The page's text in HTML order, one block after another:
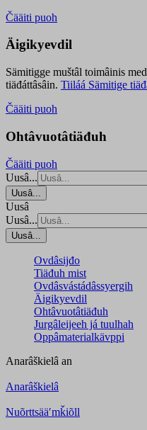
Čääiti puoh
Äigikyevdil
Sämitigge muštâl toimâinis
tiäđáttâsâin. Tiiláá Sämitige
Čääiti puoh
Ohtâvuotâtiäđuh
Čääiti puoh
Uusâ...
Uusâ...
Uusâ
Uusâ...
Uusâ...
Ovdâsijđo
Tiäđuh mist
Ovdâsvástádâssyergih
Äigikyevdil
Ohtâvuotâtiäđuh
Jurgâleijeeh já tuulhah
Oppâmaterialkävppi
Anarâškielâ an
Anarâškielâ
Nuõrttsääʹmǩiõll